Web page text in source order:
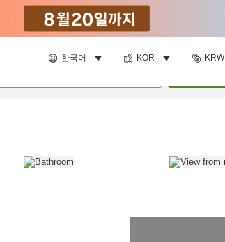
한국어 KOR KRW